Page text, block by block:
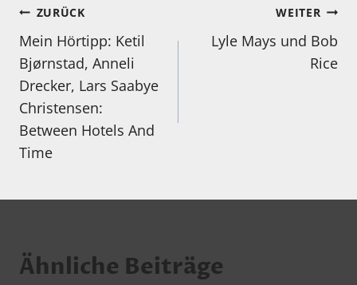
Beitragsnavigation
ZURÜCK
Mein Hörtipp: Ketil
Bjørnstad, Anneli
Drecker, Lars Saabye
Christensen:
Between Hotels And
Time
WEITER
Lyle Mays und Bob
Rice
Ähnliche Beiträge